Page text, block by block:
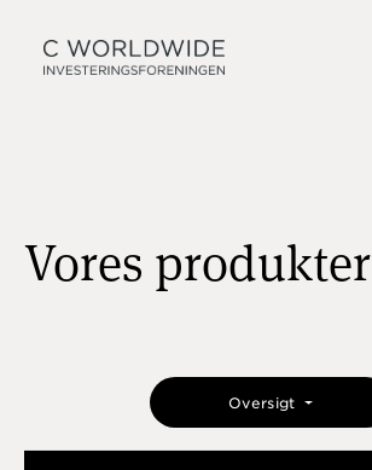
Vores produkter
Oversigt